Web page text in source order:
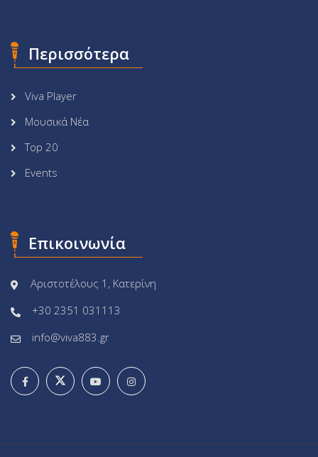
Περισσότερα
Viva Player
Μουσικά Νέα
Top 20
Events
Επικοινωνία
Αριστοτέλους 1, Κατερίνη
+30 2351 031113
info@viva883.gr